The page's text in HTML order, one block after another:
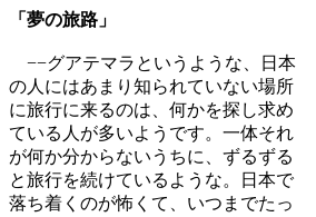
「夢の旅路」
−−グアテマラというような、日本
の人にはあまり知られていない場所
に旅行に来るのは、何かを探し求め
ている人が多いようです。一体それ
が何か分からないうちに、ずるずる
と旅行を続けているような。日本で
落ち着くのが怖くて、いつまでたっ